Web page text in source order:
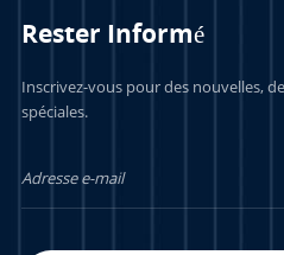
Rester Informé
Inscrivez-vous pour des nouvelles,
spéciales.